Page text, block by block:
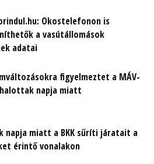
Okostelefonon is
a vasútállomások
adatai
figyelmeztet a MÁV-
napja miatt
napja miatt a BKK sűríti járatait a
érintő vonalakon